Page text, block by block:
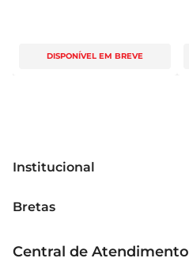
DISPONÍVEL EM BREVE
Institucional
Grupo Cencosud
Sobre privacidade
Bretas
Central de Atendimento